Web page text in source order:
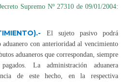
Supremo Nº 27310 de 09/01/2004:
El sujeto pasivo podrá
aduanero con anterioridad al vencimiento
aduaneros que correspondan, siempre
La administración aduanera
de este hecho, en la respectiva